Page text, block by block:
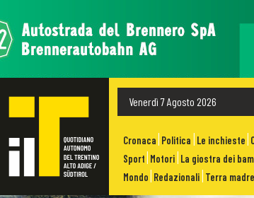
Venerdì 7 Agosto 2026
Cronaca Politica Le inchieste
Sport Motori La giostra dei
Mondo Redazionali Terra madre